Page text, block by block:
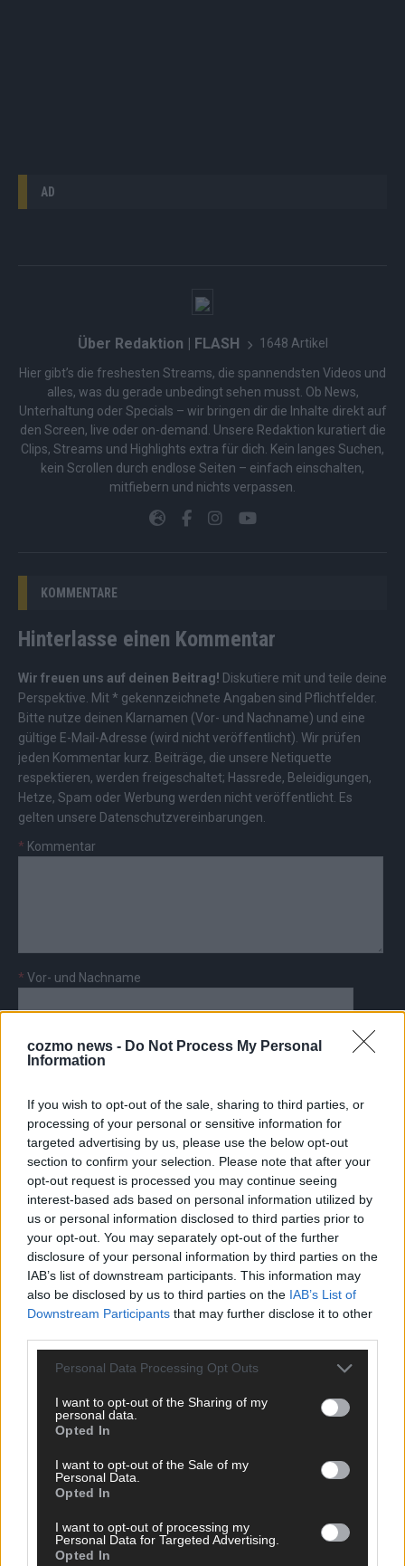
cozmo news - Do Not Process My Personal
Information
If you wish to opt-out of the sale, sharing to third parties, or
processing of your personal or sensitive information for
targeted advertising by us, please use the below opt-out
section to confirm your selection. Please note that after your
opt-out request is processed you may continue seeing
interest-based ads based on personal information utilized by
us or personal information disclosed to third parties prior to
your opt-out. You may separately opt-out of the further
disclosure of your personal information by third parties on the
IAB’s list of downstream participants. This information may
also be disclosed by us to third parties on the IAB’s List of
Downstream Participants that may further disclose it to other
Personal Data Processing Opt Outs
I want to opt-out of the Sharing of my
personal data.
Opted In
I want to opt-out of the Sale of my
Personal Data.
Opted In
I want to opt-out of processing my
Personal Data for Targeted Advertising.
Opted In
AD
Über Redaktion | FLASH 1648 Artikel
Hier gibt’s die freshesten Streams, die spannendsten Videos und
alles, was du gerade unbedingt sehen musst. Ob News,
Unterhaltung oder Specials – wir bringen dir die Inhalte direkt auf
den Screen, live oder on-demand. Unsere Redaktion kuratiert die
Clips, Streams und Highlights extra für dich. Kein langes Suchen,
kein Scrollen durch endlose Seiten – einfach einschalten,
mitfiebern und nichts verpassen.
KOMMENTARE
Hinterlasse einen Kommentar
Wir freuen uns auf deinen Beitrag! Diskutiere mit und teile deine
Perspektive. Mit * gekennzeichnete Angaben sind Pflichtfelder.
Bitte nutze deinen Klarnamen (Vor- und Nachname) und eine
gültige E-Mail-Adresse (wird nicht veröffentlicht). Wir prüfen
jeden Kommentar kurz. Beiträge, die unsere Netiquette
respektieren, werden freigeschaltet; Hassrede, Beleidigungen,
Hetze, Spam oder Werbung werden nicht veröffentlicht. Es
gelten unsere Datenschutzvereinbarungen
* Kommentar
* Vor- und Nachname
AD
FOLGE UNS BEI FACEBOOK
The Voice of Germany: Gänsehaut-Moment: Sebastian
Zappel berührt mit „To Love Someone“
The Masked Singer: Muuhnika rockt mit „I Was Made
For Loving You“ im Yungblud-Style!
The Voice of Germany: „Battle of the Night“: Tim
Bendzko enthüllt seinen Favoriten!